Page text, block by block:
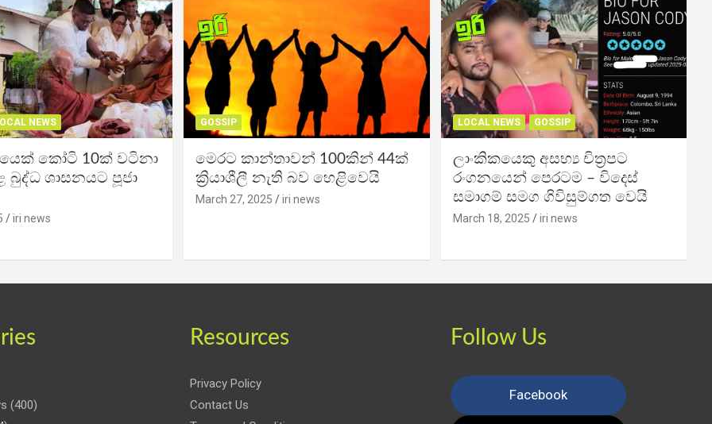
NEWS
කෝටි 10ක් වටිනා
බුද්ධ ශාසනයට පූජා
iri news
GOSSIP
මෙරට කාන්තාවන් 100කින් 44ක්
ක්‍රියාශීලී නැති බව හෙළිවෙයි
March 27, 2025 iri news
LOCAL NEWS GOSSIP
ලාංකිකයෙකු අසභ්‍ය චිත්‍රපට
රංගනයෙන් පෙරටම – විදෙස්
සමාගම් සමග ගිවිසුම්ගත වෙයි
March 18, 2025 iri news
(400)
Resources
Privacy Policy
Contact Us
Follow Us
Facebook